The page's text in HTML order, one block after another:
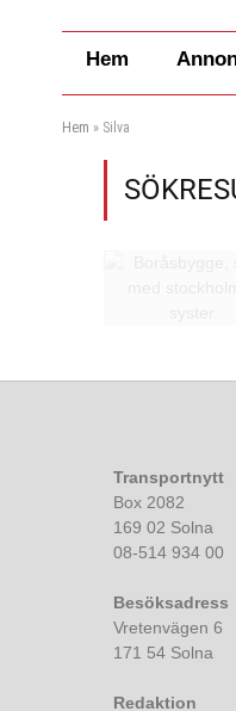
Hem
Hem » Silva
Transportnytt
Box 2082
169 02 Solna
08-514 934 00
Besöksadress
Vretenvägen 6
171 54 Solna
Redaktion